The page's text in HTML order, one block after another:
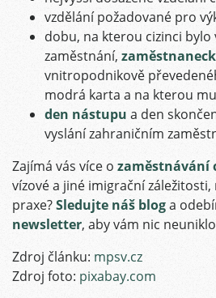
vzdělání požadované pro
dobu, na kterou cizinci
zaměstnání,
vnitropodnikově
modrá karta a na kterou
den nástupu a den
vyslání zahraničním
Zajímá vás více o zaměstnávání
vízové a jiné imigrační
praxe?Sledujte náš bloga
newsletter, aby vám nic
Zdroj článku: mpsv.cz
Zdroj foto: pixabay.com